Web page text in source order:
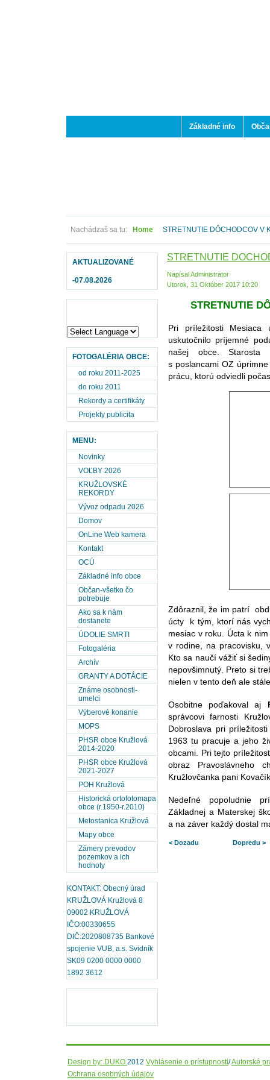
Základné info
Nachádzaš sa tu: Home STRETNUTIE DÔCHODCOV V
AKTUALIZOVANÉ
-07.08.2026
FOTOGALÉRIA OBCE:
od roku 2011-2025
do roku 2011
Rekordy a certifikáty
Projekty publicita
MENU:
Novinky
VOĽBY 2026
KRUŽLOVSKÉ
REKORDY
Vývoz odpadu 2026
Domov
OnLine Web kamera
Kontakt
OCÚ
Základné info obce
Občan-všetko čo
potrebuje
Ako sa k nám
dostanete
ÚDOLIE SMRTI
Fotogaléria
Archív
GRANTY A DOTÁCIE
Známe osobnosti-
umelci
Výberové konanie
MOPS
PHSR obce Kružlová
2014-2020
PHSR obce Kružlová
2021-2027
POH Kružlová
Historická ortofotomapa
obce (r.1950-r.2010)
Metostanica Kružlová
Mapy obce
Zámery prevodov
pozemkov a ich
hodnoty
KONTAKT: Obecný úrad
KRUŽLOVÁ Kružlová 8
09002 KRUŽLOVÁ
IČO:00330655
DIČ:2020808735 Bankové
spojenie VUB, a.s. Svidník
SK09 0200 0000 0000
1892 3612
STRETNUTIE
Napísal Administrator
Utorok, 31 Október 2017 10:20
STRETNUTIE
Pri príležitosti
uskutočnilo príjemné
našej obce.
s poslancami OZ
prácu, ktorú odviedli
Zdôraznil, že im patrí
úcty k tým, ktorí nás
mesiac v roku. Úcta k
v rodine, na pracovisku,
Kto sa naučí vážiť si
nepovšimnutý. Preto si
nielen v tento deň ale stále
Osobitne poďakoval aj
správcovi farnosti
Dobroslava pri
1963 tu pracuje a jeho
obcami. Pri tejto
obraz Pravoslávneho
Kružlovčanka pani
Nedeľné popoludnie
Základnej a Materskej
a na záver každý dostal
< Dozadu Dopredu >
Design by: DUKO 2012 Vyhlásenie o prístupnosti/Autorské
Ochrana osobných údajov